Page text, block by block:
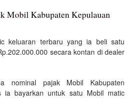
Mobil Kabupaten Kepulauan
keluaran terbaru yang ia beli satu
secara kontan di dealer
nominal pajak Mobil Kabupaten
ia bayarkan untuk satu Mobil matic